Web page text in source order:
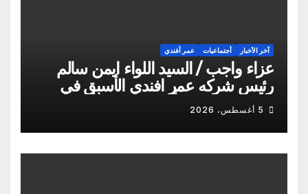
آخر الأخبار أجتماعيات عمر أفندي
عزاء واجب / السيد اللواء ايمن سالم
رئيس شركه عمر افندي الأسبق في
وفاه المغفور له أخو سيادته م أيمن
سالم
5 أغسطس، 2026